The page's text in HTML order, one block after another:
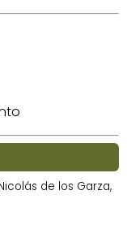
de los Garza,